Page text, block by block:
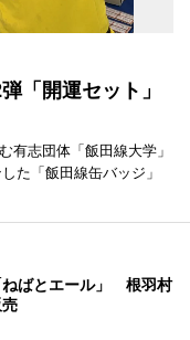
「開運セット」
有志団体「飯田線大学」
た「飯田線缶バッジ」
ねばとエール」 根羽村